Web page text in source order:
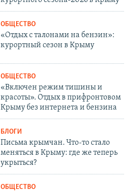
ОБЩЕСТВО
«Отдых с талонами на бензин»:
курортный сезон в Крыму
ОБЩЕСТВО
«Включен режим тишины и
красоты». Отдых в прифронтовом
Крыму без интернета и бензина
БЛОГИ
Письма крымчан. Что-то стало
меняться в Крыму: где же теперь
укрыться?
ОБЩЕСТВО